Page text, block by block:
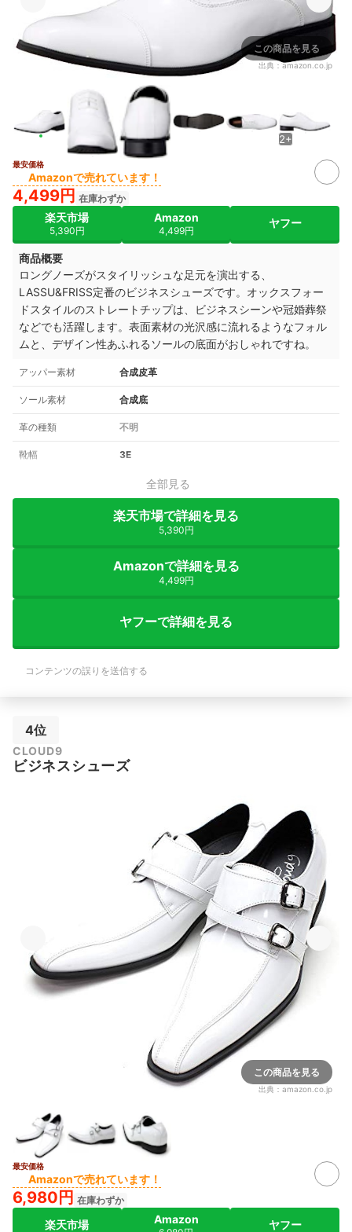
この商品を見る
出典：amazon.co.jp
2+
最安価格
Amazonで売れています！
4,499円 在庫わずか
楽天市場
5,390円
Amazon
4,499円
ヤフー
商品概要
ロングノーズがスタイリッシュな足元を演出する、
LASSU&FRISS定番のビジネスシューズです。オックスフォー
ドスタイルのストレートチップは、ビジネスシーンや冠婚葬祭
などでも活躍します。表面素材の光沢感に流れるようなフォル
ムと、デザイン性あふれるソールの底面がおしゃれですね。
アッパー素材 合成皮革
ソール素材 合成底
革の種類 不明
靴幅 3E
全部見る
楽天市場で詳細を見る
5,390円
Amazonで詳細を見る
4,499円
ヤフーで詳細を見る
コンテンツの誤りを送信する
4位
CLOUD9
ビジネスシューズ
この商品を見る
出典： amazon.co.jp
最安価格
Amazonで売れています！
6,980円 在庫わずか
楽天市場 Amazon ヤフー